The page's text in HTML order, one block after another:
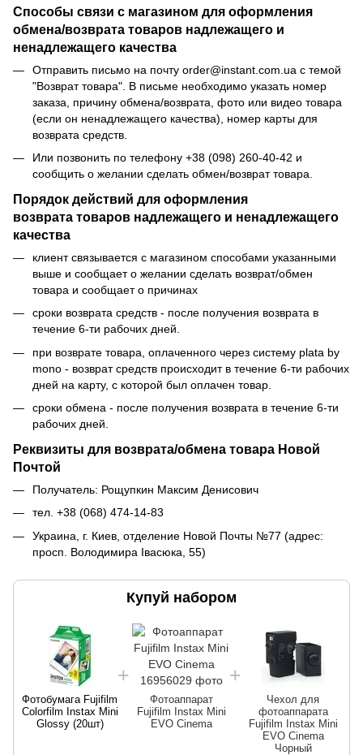
Способы связи с магазином для оформления
обмена/возврата товаров надлежащего и
ненадлежащего качества
Отправить письмо на почту order@instant.com.ua с темой
"Возврат товара". В письме необходимо указать номер
заказа, причину обмена/возврата, фото или видео товара
(если он ненадлежащего качества), номер карты для
возврата средств.
Или позвонить по телефону +38 (098) 260-40-42 и
сообщить о желании сделать обмен/возврат товара.
Порядок действий для оформления
возврата товаров надлежащего и ненадлежащего
качества
клиент связывается с магазином способами указанными
выше и сообщает о желании сделать возврат/обмен
товара и сообщает о причинах
сроки возврата средств - после получения возврата в
течение 6-ти рабочих дней.
при возврате товара, оплаченного через систему plata by
mono - возврат средств происходит в течение 6-ти рабочих
дней на карту, с которой был оплачен товар.
сроки обмена - после получения возврата в течение 6-ти
рабочих дней.
Реквизиты для возврата/обмена товара Новой
Почтой
Получатель: Рощупкин Максим Денисович
тел. +38 (068) 474-14-83
Украина, г. Киев, отделение Новой Почты №77 (адрес:
просп. Володимира Івасюка, 55)
Купуй набором
Фотобумага Fujifilm
Colorfilm Instax Mini
Glossy (20шт)
Фотоаппарат
Fujifilm Instax Mini
EVO Cinema
Чехол для
фотоаппарата
Fujifilm Instax Mini
EVO Cinema
Чорный